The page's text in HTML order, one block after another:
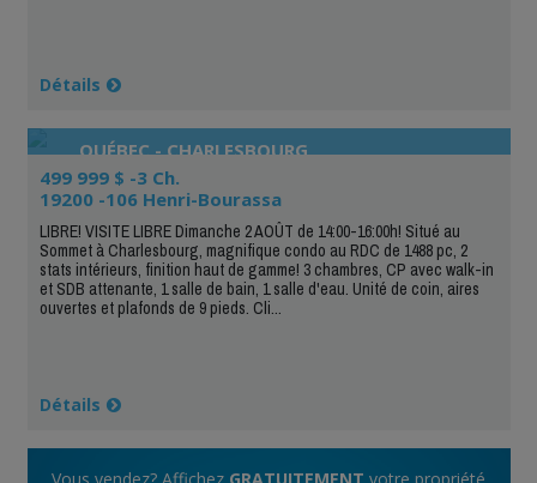
Détails
QUÉBEC - CHARLESBOURG
499 999 $ -3 Ch.
19200 -106 Henri-Bourassa
LIBRE! VISITE LIBRE Dimanche 2 AOÛT de 14:00-16:00h! Situé au
Sommet à Charlesbourg, magnifique condo au RDC de 1488 pc, 2
stats intérieurs, finition haut de gamme! 3 chambres, CP avec walk-in
et SDB attenante, 1 salle de bain, 1 salle d'eau. Unité de coin, aires
ouvertes et plafonds de 9 pieds. Cli...
Détails